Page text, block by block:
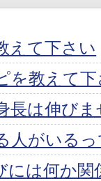
えて下さい
を教えて
長は伸び
人がいる
には何か